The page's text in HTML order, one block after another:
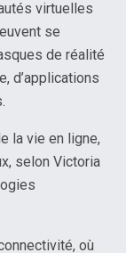
virtuelles
se
de réalité
d’applications
la vie en ligne,
selon Victoria
où